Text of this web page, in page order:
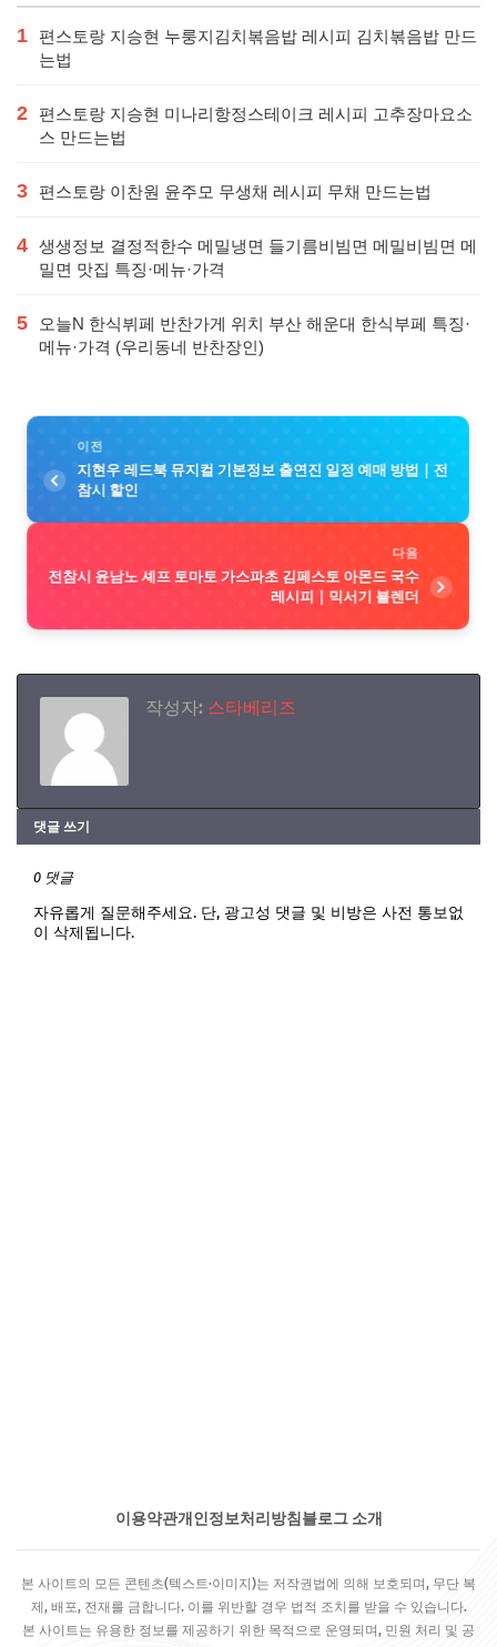
1
편스토랑 지승현 누룽지김치볶음밥 레시피 김치볶음밥 만드
는법
2
편스토랑 지승현 미나리항정스테이크 레시피 고추장마요소
스 만드는법
3 편스토랑 이찬원 윤주모 무생채 레시피 무채 만드는법
4 생생정보 결정적한수 메밀냉면 들기름비빔면 메밀비빔면 메
밀면 맛집 특징·메뉴·가격
5
오늘N 한식뷔페 반찬가게 위치 부산 해운대 한식부페 특징·
메뉴·가격 (우리동네 반찬장인)
이전
지현우 레드북 뮤지컬 기본정보 출연진 일정 예매 방법｜전
참시 할인
다음
전참시 윤남노 셰프 토마토 가스파초 김페스토 아몬드 국수
레시피｜믹서기 블렌더
작성자: 스타베리즈
댓글 쓰기
0 댓글
자유롭게 질문해주세요. 단, 광고성 댓글 및 비방은 사전 통보없
이 삭제됩니다.
이용약관개인정보처리방침 블로그 소개
본 사이트의 모든 콘텐츠(텍스트·이미지)는 저작권법에 의해 보호되며, 무단 복
제, 배포, 전재를 금합니다. 이를 위반할 경우 법적 조치를 받을 수 있습니다.
본 사이트는 유용한 정보를 제공하기 위한 목적으로 운영되며, 민원 처리 및 공